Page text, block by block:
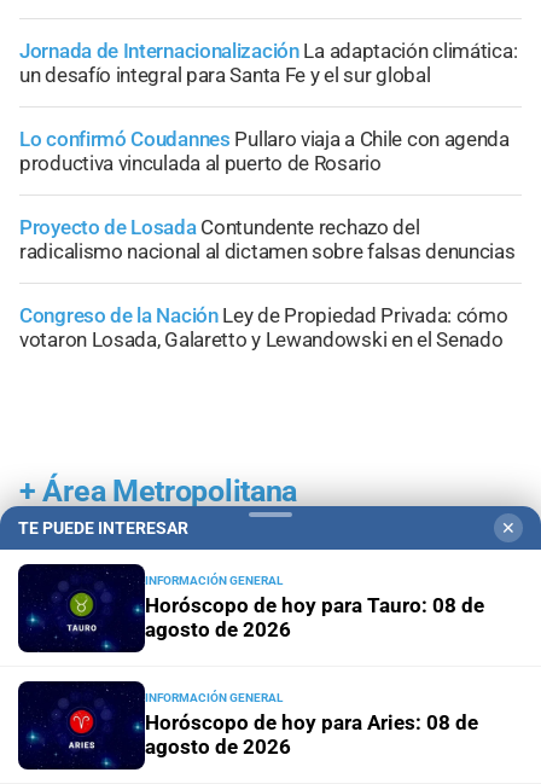
Jornada de Internacionalización La adaptación climática:
un desafío integral para Santa Fe y el sur global
Lo confirmó Coudannes Pullaro viaja a Chile con agenda
productiva vinculada al puerto de Rosario
Proyecto de Losada Contundente rechazo del
radicalismo nacional al dictamen sobre falsas denuncias
Congreso de la Nación Ley de Propiedad Privada: cómo
votaron Losada, Galaretto y Lewandowski en el Senado
+Área Metropolitana
TE PUEDE INTERESAR ✕
INFORMACIÓN GENERAL
Horóscopo de hoy para Tauro: 08 de
agosto de 2026
INFORMACIÓN GENERAL
Horóscopo de hoy para Aries: 08 de
agosto de 2026